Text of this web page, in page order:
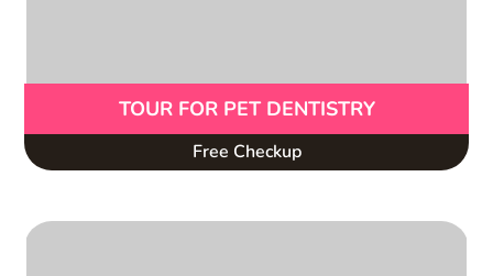
TOUR FOR PET DENTISTRY
Free Checkup